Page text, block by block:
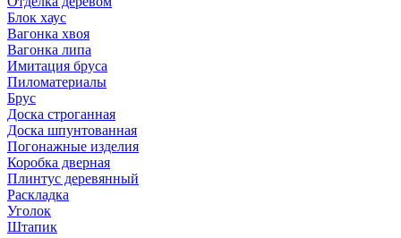
Блок хаус
Вагонка хвоя
Вагонка липа
Имитация бруса
Пиломатериалы
Брус
Доска строганная
Доска шпунтованная
Погонажные изделия
Коробка дверная
Плинтус деревянный
Раскладка
Уголок
Штапик